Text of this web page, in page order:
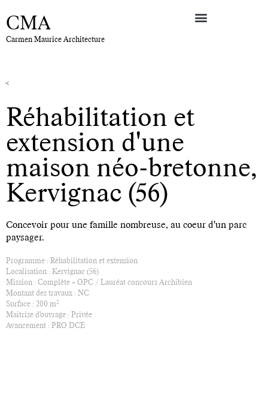
CMA
Carmen Maurice Architecture
<
Réhabilitation et
extension d'une
maison néo-bretonne,
Kervignac (56)
Concevoir pour une famille nombreuse, au coeur d'un parc
paysager.
Programme : Réhabilitation et extension
Localisation : Kervignac (56)
Mission : Complète + OPC / Lauréat concours Archibien
Montant des travaux : NC
Surface : 200 m2
Maitrise d'ouvrage : Privée
Avancement : PRO DCE